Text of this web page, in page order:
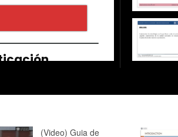
(Video) Guia de